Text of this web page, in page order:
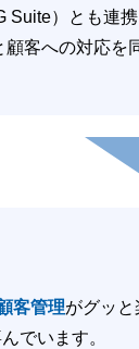
Suite）とも連
客への対応を
客管理がグッと
でいます。